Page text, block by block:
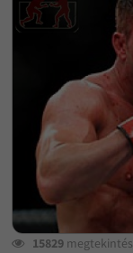
15829megtekintés